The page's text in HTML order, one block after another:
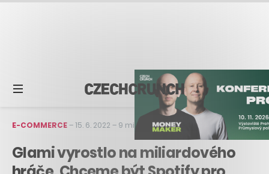
E-COMMERCE–15. 6. 2022 – 9 min čtení
Glami vyrostlo na miliardového